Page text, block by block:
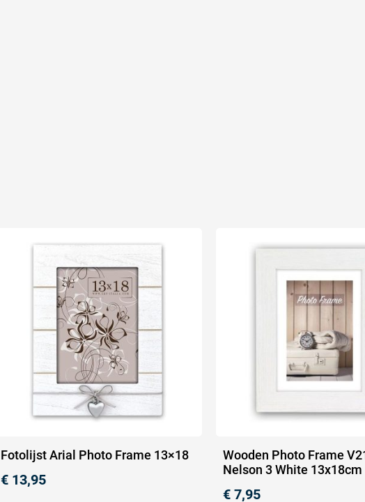
Fotolijst Arial Photo Frame 13×18
€ 13,95
Wooden Photo Frame
Nelson 3 White 13x18cm
€ 7,95